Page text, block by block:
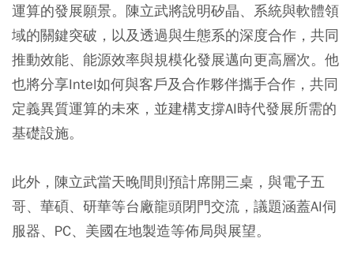
運算的發展願景。陳立武將說明矽晶、系統與軟體領
域的關鍵突破，以及透過與生態系的深度合作，共同
推動效能、能源效率與規模化發展邁向更高層次。他
也將分享Intel如何與客戶及合作夥伴攜手合作，共同
定義異質運算的未來，並建構支撐AI時代發展所需的
基礎設施。
此外，陳立武當天晚間則預計席開三桌，與電子五
哥、華碩、研華等台廠龍頭閉門交流，議題涵蓋AI伺
服器、PC、美國在地製造等佈局與展望。